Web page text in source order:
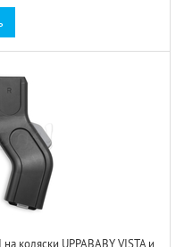
коляски UPPABABY VISTA и